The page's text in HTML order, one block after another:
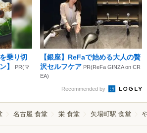
乗り切
】
PR(マ
【銀座】ReFaで始める大人の贅
沢セルフケア PR(ReFa GINZA on CR
EA)
Recommended by
名古屋 食堂 栄 食堂 矢場町駅 食堂